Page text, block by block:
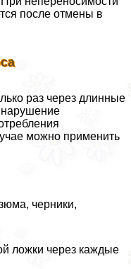
после отмены в
раз через длинные
можно применить
черники,
ложки через каждые